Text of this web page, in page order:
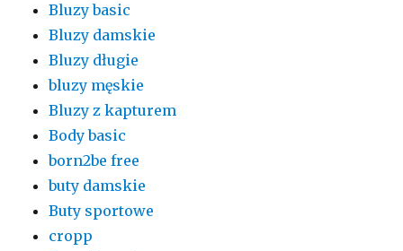
Bluzy basic
Bluzy damskie
Bluzy długie
bluzy męskie
Bluzy z kapturem
Body basic
born2be free
buty damskie
Buty sportowe
cropp